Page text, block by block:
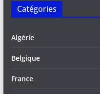
Catégories
Algérie
Belgique
France